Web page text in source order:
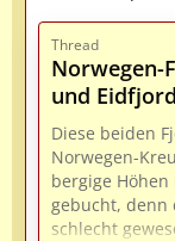
Civitavecchia
Neapel (9.00 -
Messina (9.00
Malta (8.00 -
Thread
Norwegen-
und Eidfjord
Diese beiden
Norwegen-
bergige
gebucht, denn
schlecht